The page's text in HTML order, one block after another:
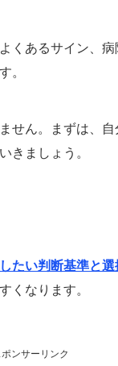
くあるサイン、
。
せん。まずは、
きましょう。
たい判断基準と選
くなります。
ポンサーリンク